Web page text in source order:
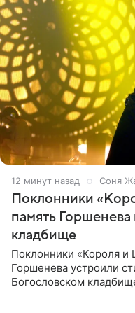
12 минут назад Соня
Поклонники
память
кладбище
Поклонники «Короля
Горшенева устроили
Богословском